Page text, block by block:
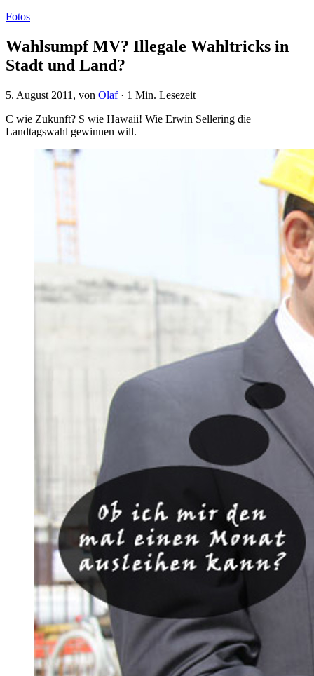
Fotos
Wahlsumpf MV? Illegale Wahltricks in
Stadt und Land?
5. August 2011 , von Olaf· 1 Min. Lesezeit
C wie Zukunft? S wie Hawaii! Wie Erwin Sellering die
Landtagswahl gewinnen will.